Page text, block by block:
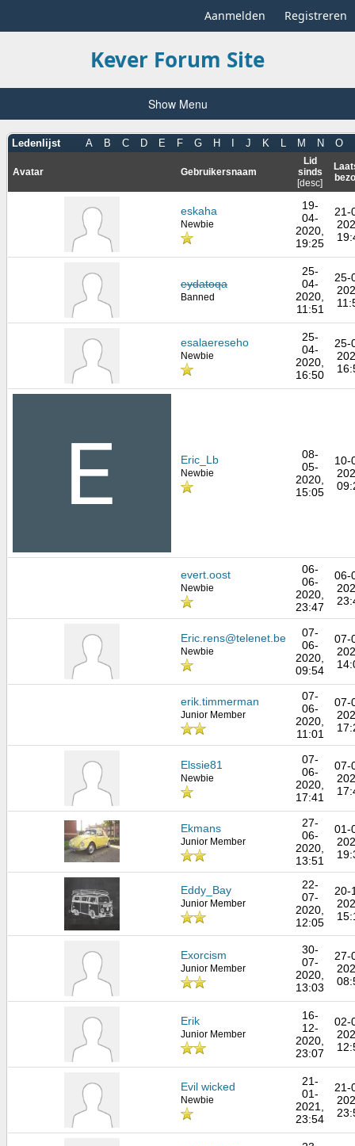
Aanmelden Registreren
Kever Forum Site
Show Menu
A B C D E F G H J K M N O
Ledenlijst
Avatar Gebruikersnaam
Lid
sinds
[desc]
eskaha
Newbie
19-
04-
2020,
19:25
21-
eydatoqa
Banned
25-
04-
2020,
11:51
25-
esalaereseho
Newbie
25-
04-
2020,
16:50
25-
Eric_Lb
Newbie
08-
05-
2020,
15:05
10-
evert.oost
Newbie
06-
06-
2020,
23:47
06-
Eric.rens@telenet.be
Newbie
07-
06-
2020,
09:54
07-
erik.timmerman
Junior Member
07-
06-
2020,
11:01
07-
Elssie81
Newbie
07-
06-
2020,
17:41
07-
Ekmans
Junior Member
27-
06-
2020,
13:51
01-
Eddy_Bay
Junior Member
22-
07-
2020,
12:05
20-
Exorcism
Junior Member
30-
07-
2020,
13:03
27-
Erik
Junior Member
16-
12-
2020,
23:07
02-
Evil wicked
Newbie
21-
01-
2021,
23:54
21-